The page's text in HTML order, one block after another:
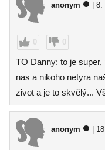
anonym |
0 0
TO Danny: to je
nas a nikoho netyra
zivot a je to skvělý...
anonym |